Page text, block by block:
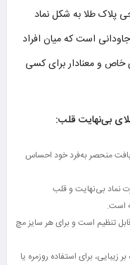
پلاک طلا به شکل نماد
است که میان افراد
خاص و معنادار برای کسی
بی‌نهایت قلب:
بافت منحصر به‌فرد خود احساس
نماد بی‌نهایت و قلب
است.
تنظیم است و برای هر سایز مچ
زیبایی، برای استفاده روزمره یا